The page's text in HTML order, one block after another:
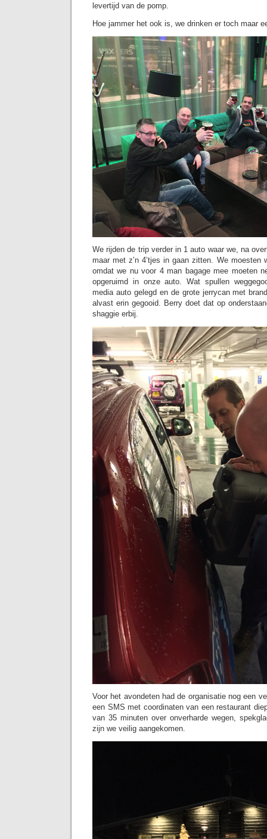
levertijd van de pomp.
Hoe jammer het ook is, we drinken er toch maar
We rijden de trip verder in 1 auto waar we, na
maar met z’n 4’tjes in gaan zitten. We moesten
omdat we nu voor 4 man bagage mee moeten
opgeruimd in onze auto. Wat spullen
media auto gelegd en de grote jerrycan met
alvast erin gegooid. Berry doet dat op
shaggie erbij.
Voor het avondeten had de organisatie nog een
een SMS met coordinaten van een restaurant
van 35 minuten over onverharde wegen,
zijn we veilig aangekomen.